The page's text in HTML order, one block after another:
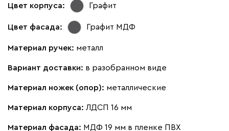
Цвет корпуса: Графит
Цвет фасада: Графит МДФ
Материал ручек: металл
Вариант доставки: в разобранном виде
Материал ножек (опор): металлические
Материал корпуса: ЛДСП 16 мм
Материал фасада: МДФ 19 мм в пленке ПВХ